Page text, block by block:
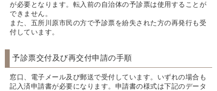
が必要となります。転入前の自治体の予診票は使用することが
できません。
また、五所川原市民の方で予診票を紛失された方の再発行も受
付しています。
予診票交付及び再交付申請の手順
窓口、電子メール及び郵送で受付しています。いずれの場合も
記入済申請書が必要になります。申請書の様式は下記のデータ